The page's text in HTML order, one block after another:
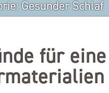
Gesunder Schlaf
für